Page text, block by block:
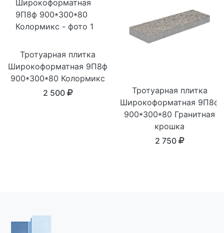
Тротуарная плитка
Широкоформатная 9П8ф
900*300*80 Колормикс
2 500
Тротуарная плитка
Широкоформатная 9П8ф
900*300*80 Гранитная
крошка
2 750